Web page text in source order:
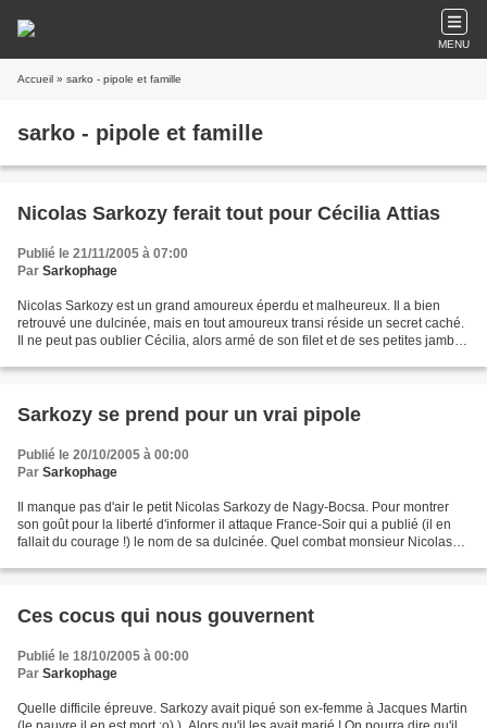
MENU
Accueil » sarko - pipole et famille
sarko - pipole et famille
Nicolas Sarkozy ferait tout pour Cécilia Attias
Publié le 21/11/2005 à 07:00
Par Sarkophage
Nicolas Sarkozy est un grand amoureux éperdu et malheureux. Il a bien
retrouvé une dulcinée, mais en tout amoureux transi réside un secret caché.
Il ne peut pas oublier Cécilia, alors armé de son filet et de ses petites jambes
Sarkozy se prend pour un vrai pipole
Publié le 20/10/2005 à 00:00
Par Sarkophage
Il manque pas d'air le petit Nicolas Sarkozy de Nagy-Bocsa. Pour montrer
son goût pour la liberté d'informer il attaque France-Soir qui a publié (il en
fallait du courage !) le nom de sa dulcinée. Quel combat monsieur Nicolas
Ces cocus qui nous gouvernent
Publié le 18/10/2005 à 00:00
Par Sarkophage
Quelle difficile épreuve. Sarkozy avait piqué son ex-femme à Jacques Martin